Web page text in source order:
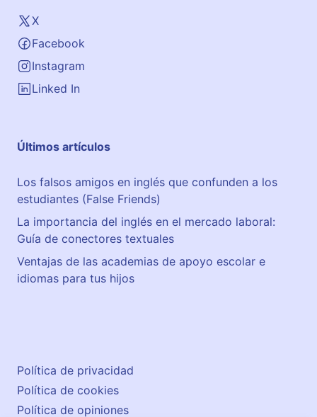
X
Facebook
Instagram
Linked In
Últimos artículos
Los falsos amigos en inglés que confunden a los
estudiantes (False Friends)
La importancia del inglés en el mercado laboral:
Guía de conectores textuales
Ventajas de las academias de apoyo escolar e
idiomas para tus hijos
Política de privacidad
Política de cookies
Política de opiniones